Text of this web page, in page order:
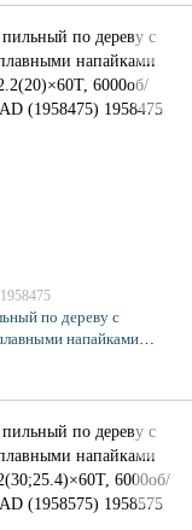
по дереву с
напайками
6000об/мин